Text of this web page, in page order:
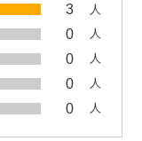
3 人
0 人
0 人
0 人
0 人